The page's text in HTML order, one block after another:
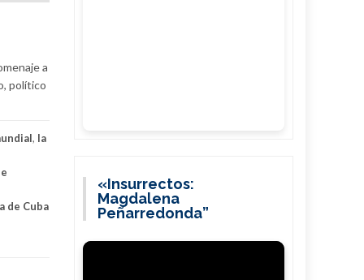
a
político
, la
de Cuba
«Insurrectos:
Magdalena
Peñarredonda”